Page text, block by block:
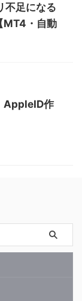
不足になる
MT4・自動
AppleID作